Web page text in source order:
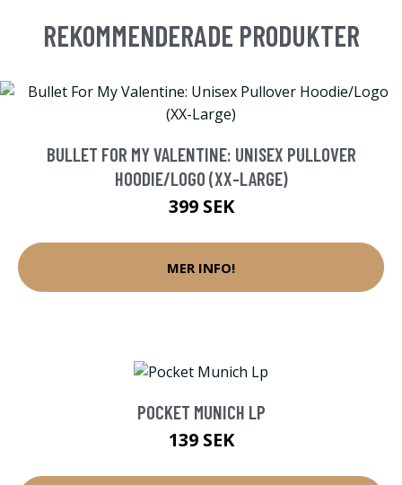
REKOMMENDERADE PRODUKTER
BULLET FOR MY VALENTINE: UNISEX PULLOVER
HOODIE/LOGO (XX-LARGE)
399 SEK
MER INFO!
POCKET MUNICH LP
139 SEK